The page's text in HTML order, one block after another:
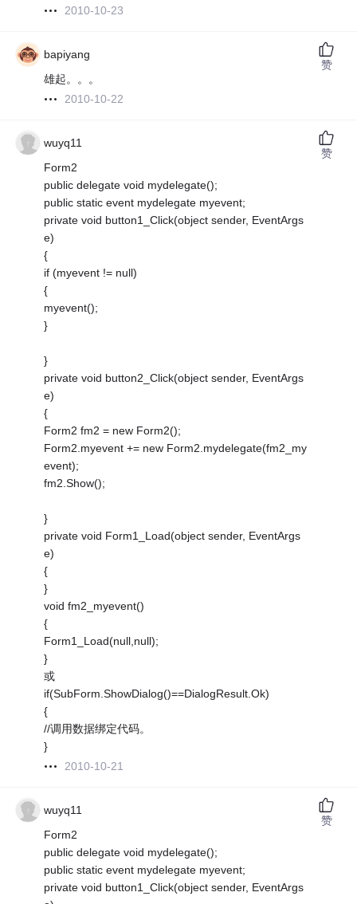
2010-10-23
bapiyang
雄起。。。
2010-10-22
赞
wuyq11
Form2
public delegate void mydelegate();
public static event mydelegate myevent;
private void button1_Click(object sender, EventArgs
e)
{
if (myevent != null)
{
myevent();
}
}
private void button2_Click(object sender, EventArgs
e)
{
Form2 fm2 = new Form2();
Form2.myevent += new Form2.mydelegate(fm2_my
event);
fm2.Show();
}
private void Form1_Load(object sender, EventArgs
e)
{
}
void fm2_myevent()
{
Form1_Load(null,null);
}
或
if(SubForm.ShowDialog()==DialogResult.Ok)
{
//调用数据绑定代码。
}
2010-10-21
赞
wuyq11
Form2
public delegate void mydelegate();
public static event mydelegate myevent;
private void button1_Click(object sender, EventArgs
赞